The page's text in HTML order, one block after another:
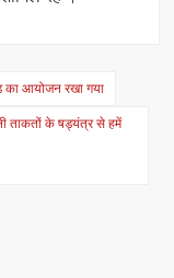
का आयोजन रखा गया
ताकतों के षड्यंत्र से हमें